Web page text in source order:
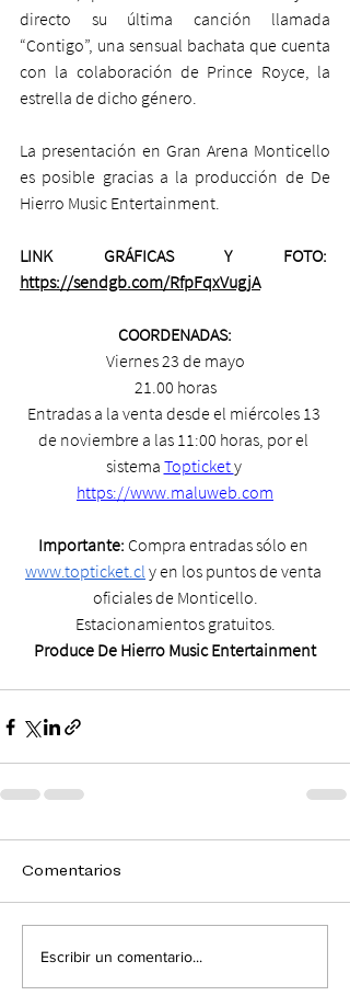
directo su última canción llamada
“Contigo”, una sensual bachata que cuenta
con la colaboración de Prince Royce, la
estrella de dicho género.
La presentación en Gran Arena Monticello
es posible gracias a la producción de De
Hierro Music Entertainment.
https://sendgb.com/RfpFqxVugjA
COORDENADAS:
Viernes 23 de mayo
21.00 horas
Entradas a la venta desde el miércoles 13
de noviembre a las 11:00 horas, por el
sistema Topticket y
https://www.maluweb.com
Importante: Compra entradas sólo en
www.topticket.cl y en los puntos de venta
oficiales de Monticello.
Estacionamientos gratuitos.
Produce De Hierro Music Entertainment
Comentarios
Escribir un comentario...